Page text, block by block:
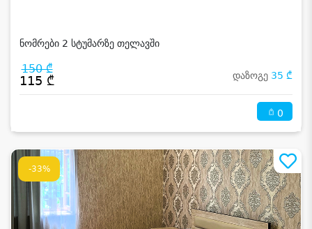
ნომრები 2 სტუმარზე თელავში
150 ₾
115 ₾ დაზოგე 35 ₾
0
-33%